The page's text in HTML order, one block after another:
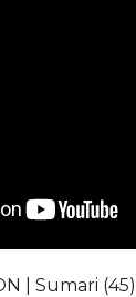
| Sumari